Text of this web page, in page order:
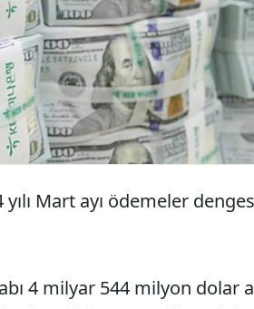
verdi.
yılı Mart ayı ödemeler
4 milyar 544 milyon dolar